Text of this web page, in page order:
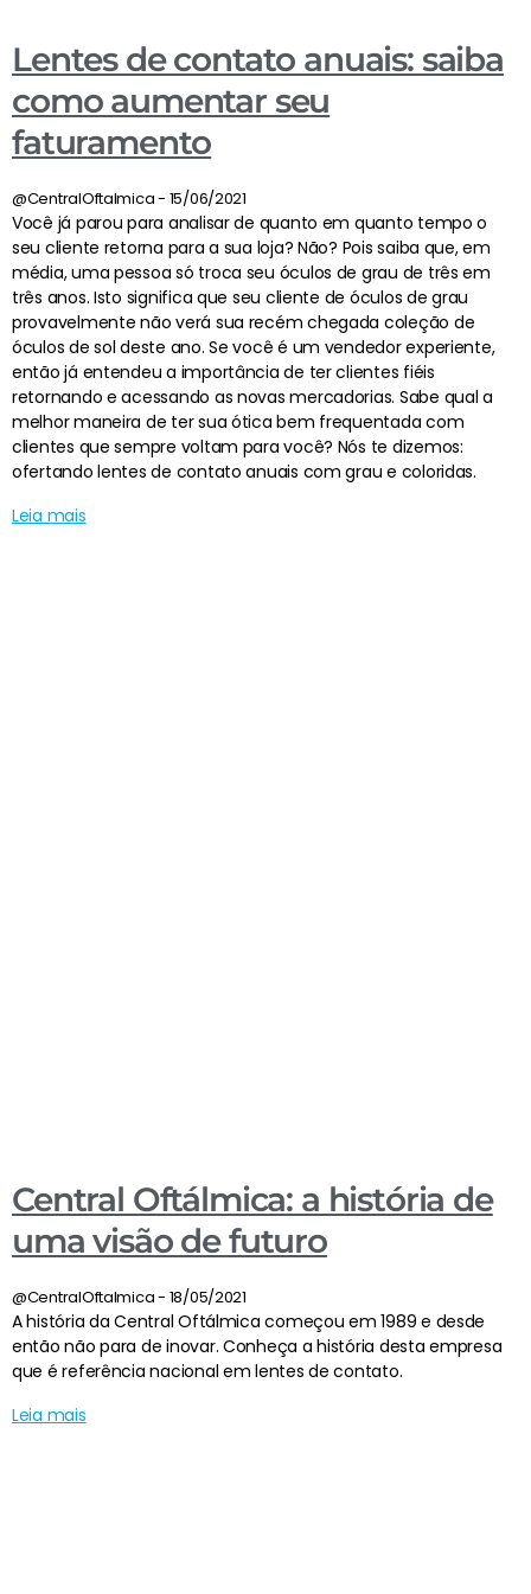
Lentes de contato anuais: saiba
como aumentar seu
faturamento
@CentralOftalmica 15/06/2021
Você já parou para analisar de quanto em quanto tempo o
seu cliente retorna para a sua loja? Não? Pois saiba que, em
média, uma pessoa só troca seu óculos de grau de três em
três anos. Isto significa que seu cliente de óculos de grau
provavelmente não verá sua recém chegada coleção de
óculos de sol deste ano. Se você é um vendedor experiente,
então já entendeu a importância de ter clientes fiéis
retornando e acessando as novas mercadorias. Sabe qual a
melhor maneira de ter sua ótica bem frequentada com
clientes que sempre voltam para você? Nós te dizemos:
ofertando lentes de contato anuais com grau e coloridas.
Leia mais
Central Oftálmica: a história de
uma visão de futuro
@CentralOftalmica 18/05/2021
A história da Central Oftálmica começou em 1989 e desde
então não para de inovar. Conheça a história desta empresa
que é referência nacional em lentes de contato.
Leia mais